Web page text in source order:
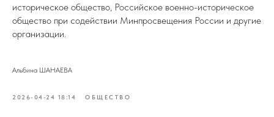
историческое общество, Российское военно-историческое
общество при содействии Минпросвещения России и другие
организации.
Альбина ШАНАЕВА
2026-04-24 18:14 ОБЩЕСТВО